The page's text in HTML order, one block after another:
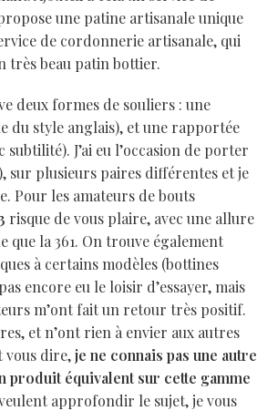
une patine artisanale unique
de cordonnerie artisanale, qui
très beau patin bottier.
deux formes de souliers : une
du style anglais), et une rapportée
subtilité). J’ai eu l’occasion de porter
sur plusieurs paires différentes et je
Pour les amateurs de bouts
risque de vous plaire, avec une allure
que la 361. On trouve également
à certains modèles (bottines
encore eu le loisir d’essayer, mais
m’ont fait un retour très positif.
et n’ont rien à envier aux autres
vous dire,je ne connais pas une autre
produit équivalent sur cette gamme
approfondir le sujet, je vous